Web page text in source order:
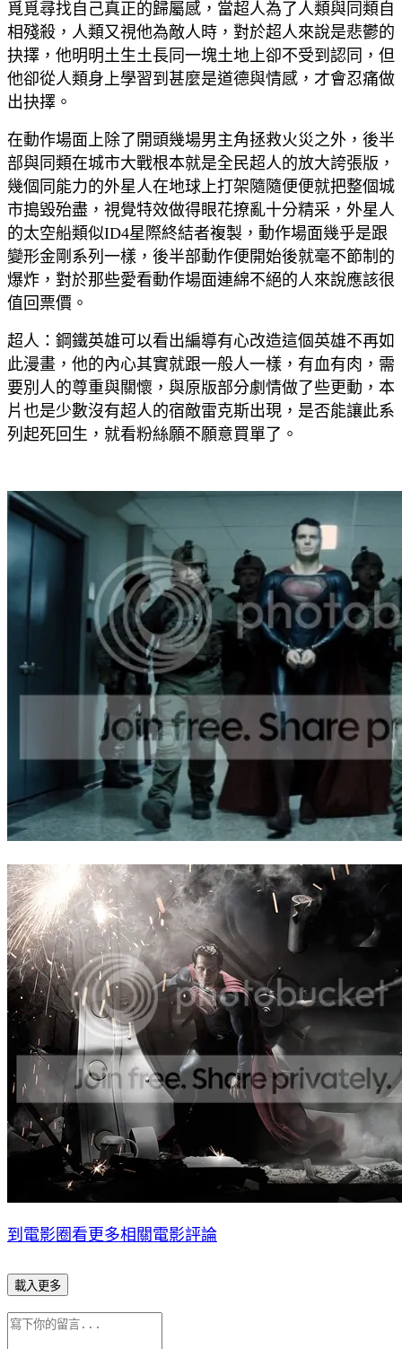
覓覓尋找自己真正的歸屬感，當超人為了人類與同類自
相殘殺，人類又視他為敵人時，對於超人來說是悲鬱的
抉擇，他明明土生土長同一塊土地上卻不受到認同，但
他卻從人類身上學習到甚麼是道德與情感，才會忍痛做
出抉擇。
在動作場面上除了開頭幾場男主角拯救火災之外，後半
部與同類在城市大戰根本就是全民超人的放大誇張版，
幾個同能力的外星人在地球上打架隨隨便便就把整個城
市搗毀殆盡，視覺特效做得眼花撩亂十分精采，外星人
的太空船類似ID4星際終結者複製，動作場面幾乎是跟
變形金剛系列一樣，後半部動作便開始後就毫不節制的
爆炸，對於那些愛看動作場面連綿不絕的人來說應該很
值回票價。
超人：鋼鐵英雄可以看出編導有心改造這個英雄不再如
此漫畫，他的內心其實就跟一般人一樣，有血有肉，需
要別人的尊重與關懷，與原版部分劇情做了些更動，本
片也是少數沒有超人的宿敵雷克斯出現，是否能讓此系
列起死回生，就看粉絲願不願意買單了。
到電影圈看更多相關電影評論
載入更多